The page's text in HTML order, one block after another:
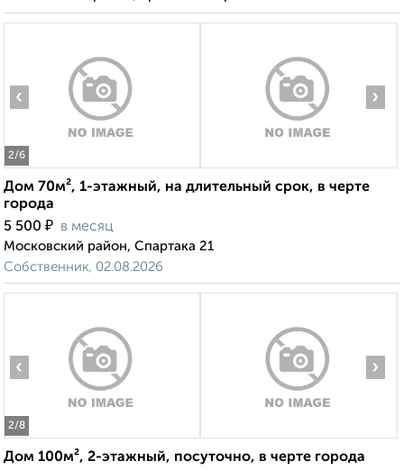
2/6
‹ ›
Дом 70м², 1-этажный, на длительный срок, в черте
города
5 500 ₽ в месяц
Московский район, Спартака 21
Собственник, 02.08.2026
2/8
‹ ›
Дом 100м², 2-этажный, посуточно, в черте города